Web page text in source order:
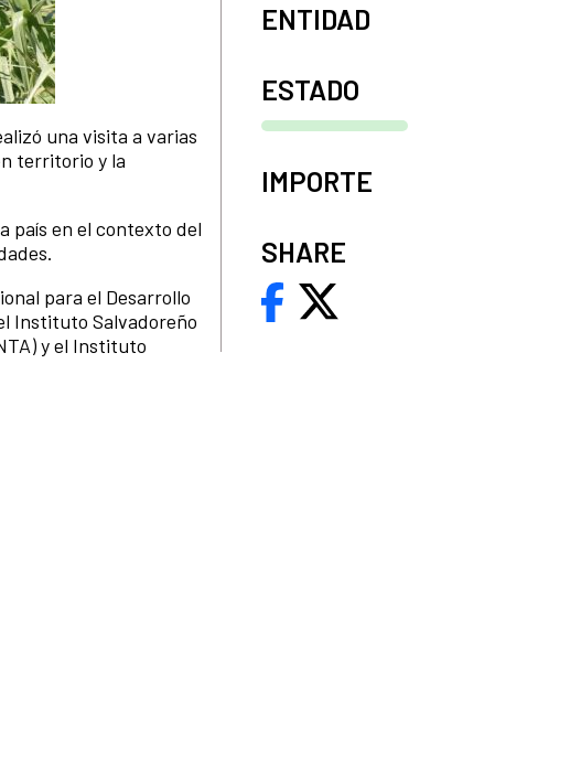
una visita a varias
territorio y la
país en el contexto del
para el Desarrollo
Instituto Salvadoreño
y el Instituto
ENTIDAD
ESTADO
IMPORTE
SHARE